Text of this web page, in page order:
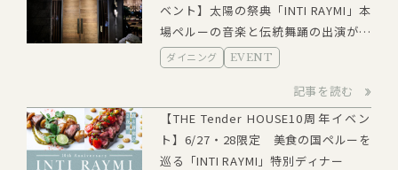
ベント】太陽の祭典「INTI RAYMI」本
場ペルーの音楽と伝統舞踊の出演が決
定ダイニング EVENT
記事を読む
【THE Tender HOUSE10周年イベン
ト】6/27・28限定 美食の国ペルーを
巡る「INTI RAYMI」特別ディナー